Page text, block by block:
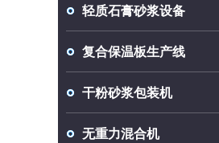
轻质石膏砂浆设备
复合保温板生产线
干粉砂浆包装机
无重力混合机